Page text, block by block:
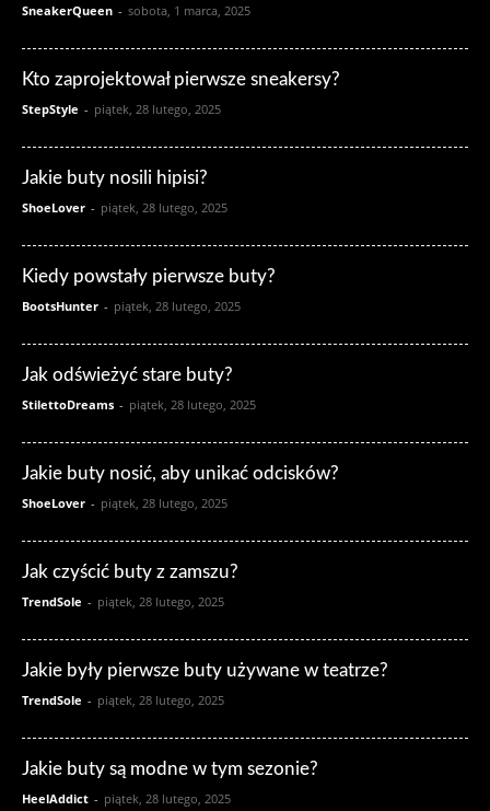
SneakerQueen - sobota, 1 marca, 2025
Kto zaprojektował pierwsze sneakersy?
StepStyle - piątek, 28 lutego, 2025
Jakie buty nosili hipisi?
ShoeLover - piątek, 28 lutego, 2025
Kiedy powstały pierwsze buty?
BootsHunter - piątek, 28 lutego, 2025
Jak odświeżyć stare buty?
StilettoDreams - piątek, 28 lutego, 2025
Jakie buty nosić, aby unikać odcisków?
ShoeLover - piątek, 28 lutego, 2025
Jak czyścić buty z zamszu?
TrendSole - piątek, 28 lutego, 2025
Jakie były pierwsze buty używane w teatrze?
TrendSole - piątek, 28 lutego, 2025
Jakie buty są modne w tym sezonie?
HeelAddict - piątek, 28 lutego, 2025